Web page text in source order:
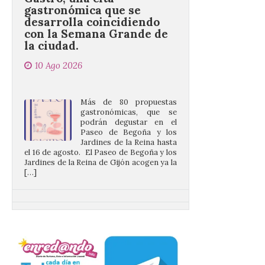
la ciudad.
10 Ago 2026
Más de 80 propuestas
Paseo de Begoña y los
Jardines de la Reina hasta
el 16 de agosto. El Paseo de Begoña y los
Jardines de la Reina de Gijón acogen ya la
[…]
envían la vigésimo
León de…viaje.
10 Ago 2026